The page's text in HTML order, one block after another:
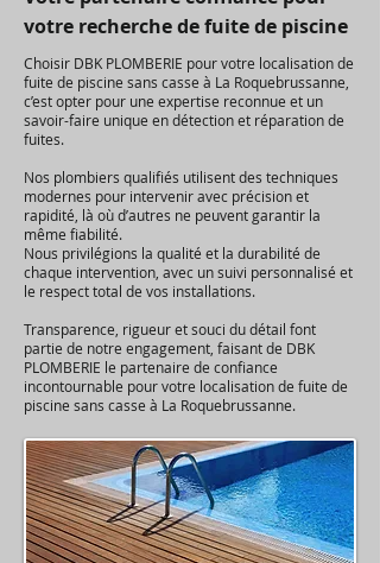
votre recherche de fuite de piscine
Choisir DBK PLOMBERIE pour votre localisation de
fuite de piscine sans casse à La Roquebrussanne,
c’est opter pour une expertise reconnue et un
savoir-faire unique en détection et réparation de
fuites.
Nos plombiers qualifiés utilisent des techniques
modernes pour intervenir avec précision et
rapidité, là où d’autres ne peuvent garantir la
même fiabilité.
Nous privilégions la qualité et la durabilité de
chaque intervention, avec un suivi personnalisé et
le respect total de vos installations.
Transparence, rigueur et souci du détail font
partie de notre engagement, faisant de DBK
PLOMBERIE le partenaire de confiance
incontournable pour votre localisation de fuite de
piscine sans casse à La Roquebrussanne.